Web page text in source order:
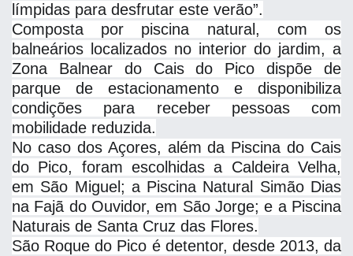
límpidas para desfrutar este verão”.
Composta por piscina natural, com os
balneários localizados no interior do jardim, a
Zona Balnear do Cais do Pico dispõe de
parque de estacionamento e disponibiliza
condições para receber pessoas com
mobilidade reduzida.
No caso dos Açores, além da Piscina do Cais
do Pico, foram escolhidas a Caldeira Velha,
em São Miguel; a Piscina Natural Simão Dias
na Fajã do Ouvidor, em São Jorge; e a Piscina
Naturais de Santa Cruz das Flores.
São Roque do Pico é detentor, desde 2013, da